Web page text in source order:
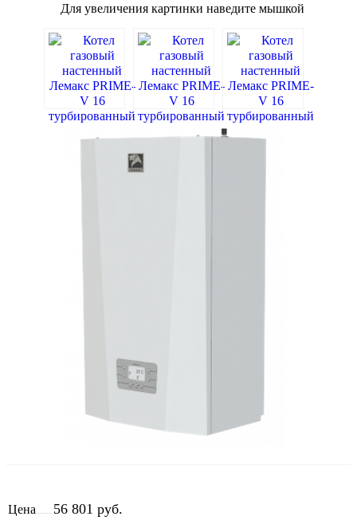
Для увеличения картинки наведите мышкой
Цена 56 801 руб.